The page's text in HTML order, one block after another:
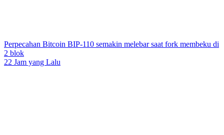
Perpecahan Bitcoin BIP-110 semakin melebar saat fork membeku di
2 blok
22 Jam yang Lalu